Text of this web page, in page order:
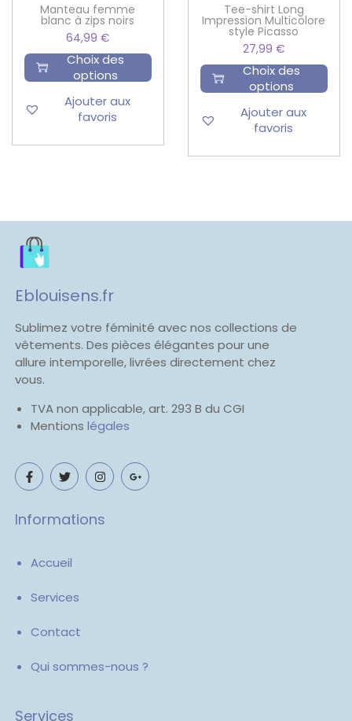
Manteau femme
blanc à zips noirs
64,99 €
Choix des
options
Ajouter aux
favoris
Tee-shirt Long
Impression Multicolore
style Picasso
27,99 €
Choix des
options
Ajouter aux
favoris
Eblouisens.fr
Sublimez votre féminité avec nos collections de
vêtements. Des pièces élégantes pour une
allure intemporelle, livrées directement chez
vous.
TVA non applicable, art. 293 B du CGI
Mentions légales
Informations
Accueil
Services
Contact
Qui sommes-nous ?
Services